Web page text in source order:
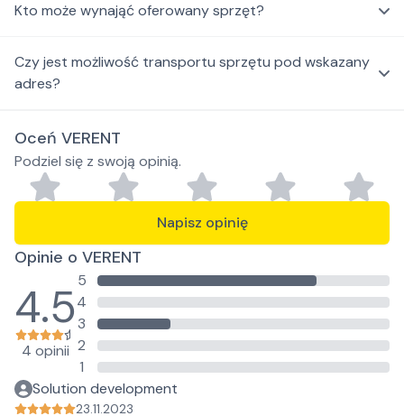
Kto może wynająć oferowany sprzęt?
Czy jest możliwość transportu sprzętu pod wskazany
adres?
Oceń VERENT
Podziel się z swoją opinią.
Napisz opinię
Opinie o VERENT
4.5
4 opinii
5
4
3
2
1
Solution development
23.11.2023